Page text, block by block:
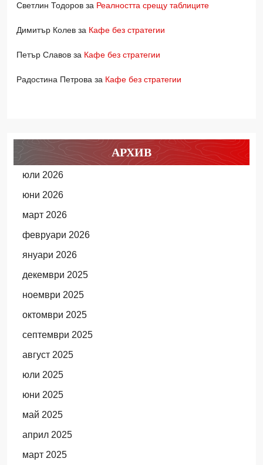
Светлин Тодоров за Реалността срещу таблиците
Димитър Колев за Кафе без стратегии
Петър Славов за Кафе без стратегии
Радостина Петрова за Кафе без стратегии
АРХИВ
юли 2026
юни 2026
март 2026
февруари 2026
януари 2026
декември 2025
ноември 2025
октомври 2025
септември 2025
август 2025
юли 2025
юни 2025
май 2025
април 2025
март 2025